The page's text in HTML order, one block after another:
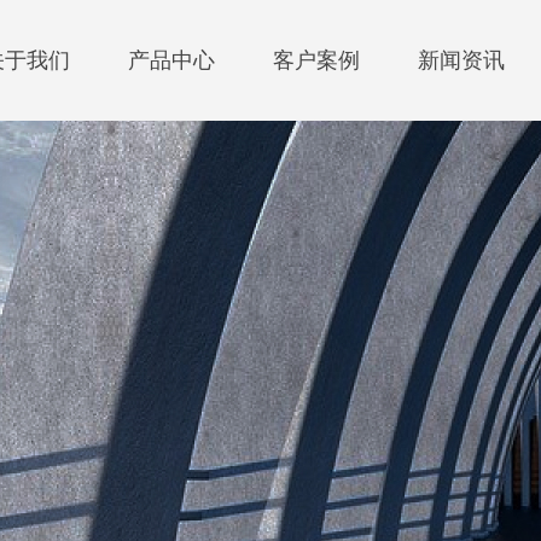
于我们 产品中心 客户案例 新闻资讯